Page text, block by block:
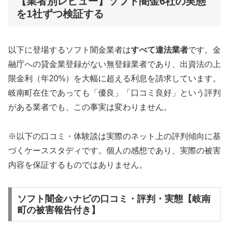
を1社ずつ検証する
以下に登場するソフト闇金業者はすべて違法業者です。金
融庁への貸金業登録がない無登録業者であり、出資法の上
限金利（年20%）を大幅に超える利息を請求しています。
岐南町在住であっても「優良」「口コミ良好」という評判
がある業者でも、この事実は変わりません。
※以下の口コミ・体験談は実際のネット上の評判傾向に基
づくケーススタディです。個人の感想であり、実際の被害
内容を保証するものではありません。
ソフト闇金ハナビの口コミ・評判・実態【岐南
町の被害報告付き】